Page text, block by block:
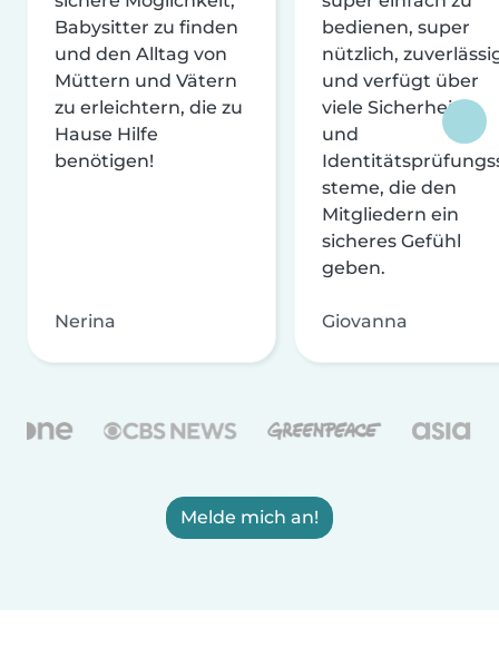
Babysitter zu finden
und den Alltag von
Müttern und Vätern
zu erleichtern, die zu
Hause Hilfe
benötigen!
Nerina
bedienen, super
nützlich,
und verfügt über
viele Sicherheits-
und
steme, die den
Mitgliedern ein
sicheres Gefühl
geben.
Giovanna
Melde mich an!